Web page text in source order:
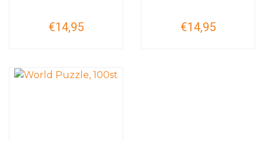
€14,95 €14,95